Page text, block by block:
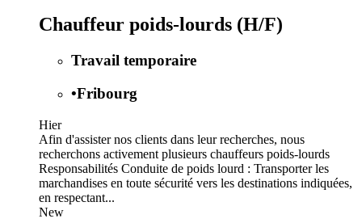
Chauffeur poids-lourds (H/F)
Travail temporaire
•Fribourg
Hier
Afin d'assister nos clients dans leur recherches, nous
recherchons activement plusieurs chauffeurs poids-lourds
Responsabilités Conduite de poids lourd : Transporter les
marchandises en toute sécurité vers les destinations indiquées,
en respectant...
New